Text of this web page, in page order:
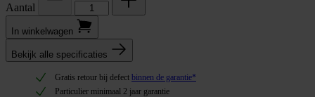
Aantal
In winkel­wagen
Bekijk alle specificaties
Gratis retour bij defect binnen de garantie*
Particulier minimaal 2 jaar garantie